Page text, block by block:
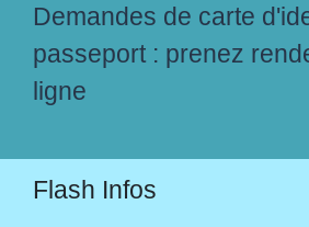
Demandes de carte
passeport : prenez
ligne
Flash Infos